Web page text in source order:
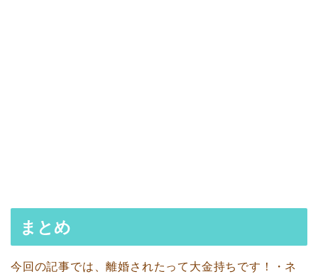
まとめ
今回の記事では、離婚されたって大金持ちです！・ネ